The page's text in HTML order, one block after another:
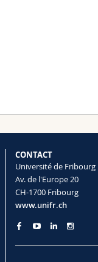
CONTACT
Université de Fribourg
Av. de l'Europe 20
CH-1700 Fribourg
www.unifr.ch